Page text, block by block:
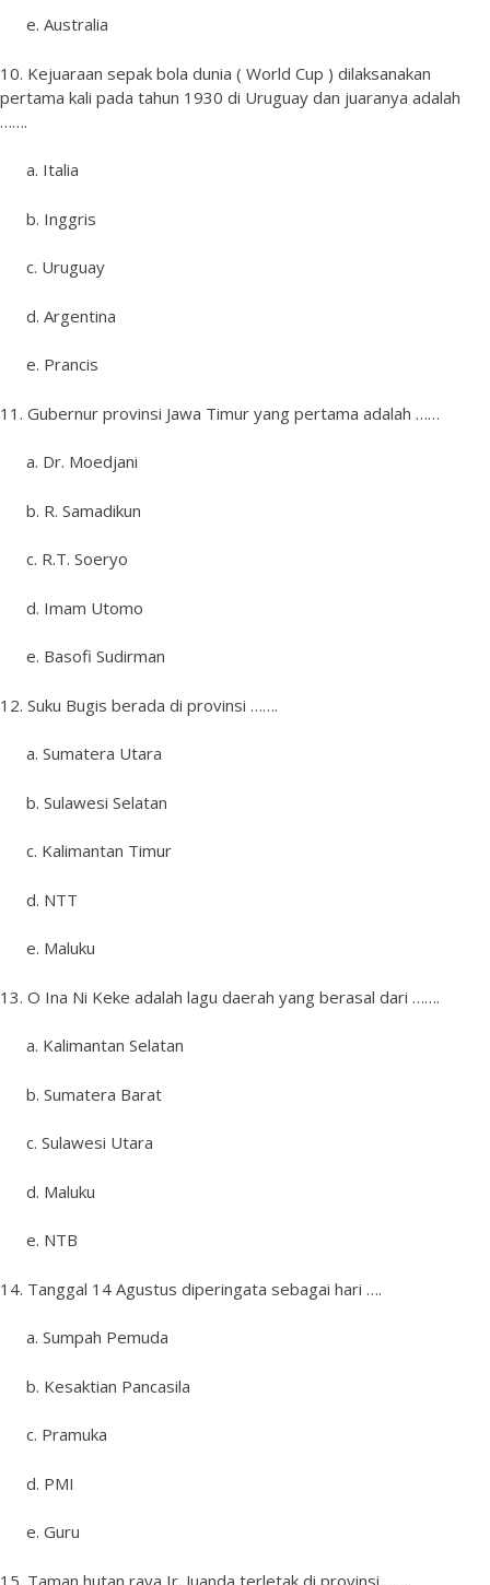
e. Australia
10. Kejuaraan sepak bola dunia ( World Cup ) dilaksanakan
pertama kali pada tahun 1930 di Uruguay dan juaranya adalah
…….
a. Italia
b. Inggris
c. Uruguay
d. Argentina
e. Prancis
11. Gubernur provinsi Jawa Timur yang pertama adalah ……
a. Dr. Moedjani
b. R. Samadikun
c. R.T. Soeryo
d. Imam Utomo
e. Basofi Sudirman
12. Suku Bugis berada di provinsi …….
a. Sumatera Utara
b. Sulawesi Selatan
c. Kalimantan Timur
d. NTT
e. Maluku
13. O Ina Ni Keke adalah lagu daerah yang berasal dari …….
a. Kalimantan Selatan
b. Sumatera Barat
c. Sulawesi Utara
d. Maluku
e. NTB
14. Tanggal 14 Agustus diperingata sebagai hari ….
a. Sumpah Pemuda
b. Kesaktian Pancasila
c. Pramuka
d. PMI
e. Guru
15. Taman hutan raya Ir. Juanda terletak di provinsi ……